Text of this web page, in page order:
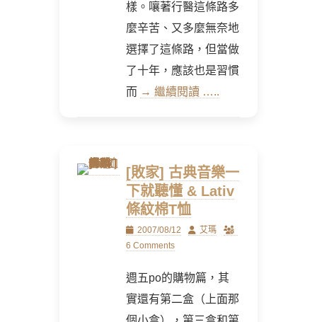
樣。嚷著行醫這條路多
麼辛苦、又多麼無奈地
選擇了這條路，但當做
了十年，應該也是習慣
而 → 繼續閱讀 …..
[敗家] 古典音樂一
下就聽懂 & Lativ
條紋棉T恤
Posted
on
2007/08/12 Author
艾瑪
6 Comments
週五po的購物篇，其
實還有第二盒（上面那